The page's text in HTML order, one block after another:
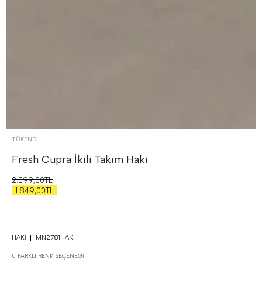
TÜKENDI
Fresh Cupra İkili Takım Haki
2.399,00TL
1.849,00TL
HAKI MN2781HAKI
0 FARKLI RENK SEÇENEĞI